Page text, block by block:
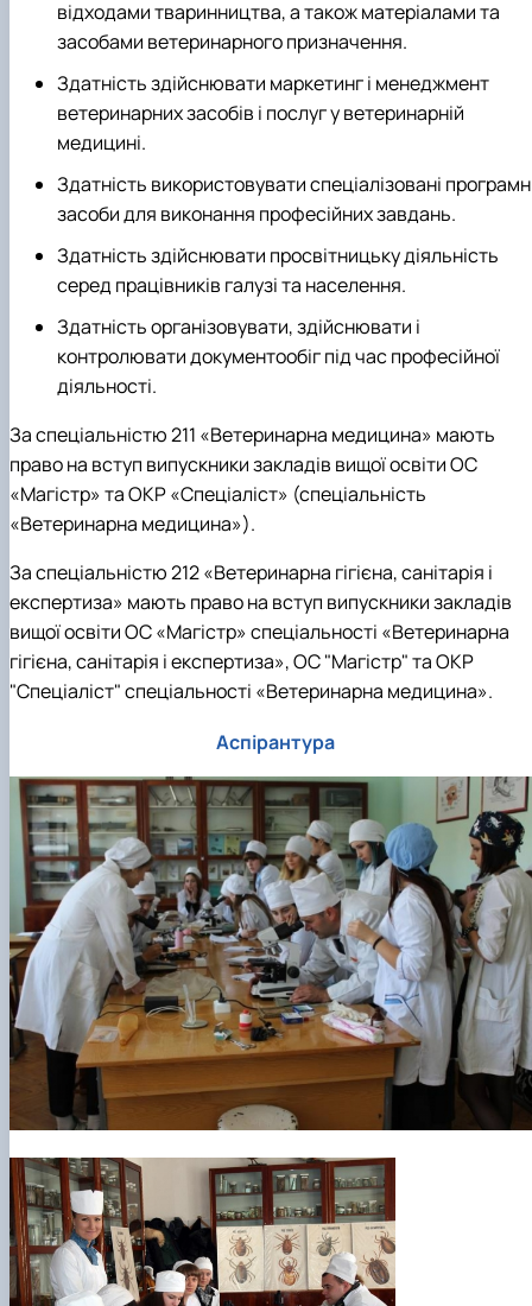
відходами тваринництва, а також матеріалами та
засобами ветеринарного призначення.
Здатність здійснювати маркетинг і менеджмент
ветеринарних засобів і послуг у ветеринарній
медицині.
Здатність використовувати спеціалізовані
засоби для виконання професійних завдань.
Здатність здійснювати просвітницьку діяльність
серед працівників галузі та населення.
Здатність організовувати, здійснювати і
контролювати документообіг під час професійної
діяльності.
За спеціальністю 211 «Ветеринарна медицина» мають
право на вступ випускники закладів вищої освіти ОС
«Магістр» та ОКР «Спеціаліст» (спеціальність
«Ветеринарна медицина»).
За спеціальністю 212 «Ветеринарна гігієна, санітарія і
експертиза» мають право на вступ випускники закладів
вищої освіти ОС «Магістр» спеціальності «Ветеринарна
гігієна, санітарія і експертиза», ОС "Магістр" та ОКР
"Спеціаліст" спеціальності «Ветеринарна медицина».
Аспірантура